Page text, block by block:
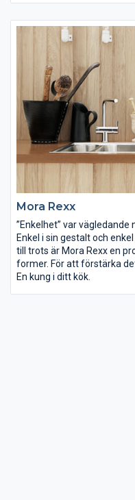
Mora Rexx
”Enkelhet” var vägledande
Enkel i sin gestalt och
till trots är Mora Rexx en
former. För att förstärka
oss av ett geometriskt
En kung i ditt kök.